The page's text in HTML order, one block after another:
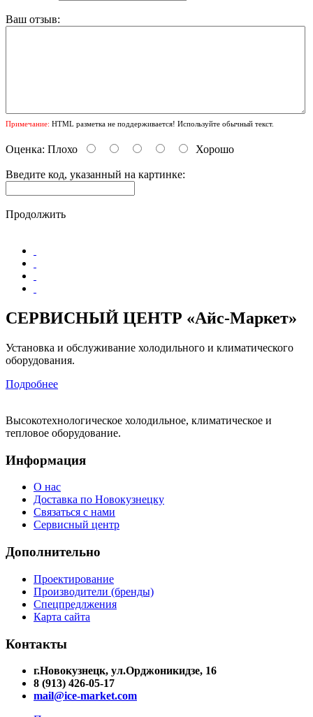
Ваш отзыв:
Примечание: HTML разметка не поддерживается! Используйте обычный текст.
Оценка: Плохо Хорошо
Введите код, указанный на картинке:
Продолжить
СЕРВИСНЫЙ ЦЕНТР «Айс-Маркет»
Установка и обслуживание холодильного и климатического
оборудования.
Подробнее
Высокотехнологическое холодильное, климатическое и
тепловое оборудование.
Информация
О нас
Доставка по Новокузнецку
Связаться с нами
Сервисный центр
Дополнительно
Проектирование
Производители (бренды)
Спецпредлжения
Карта сайта
Контакты
г.Новокузнецк, ул.Орджоникидзе, 16
8 (913) 426-05-17
mail@ice-market.com